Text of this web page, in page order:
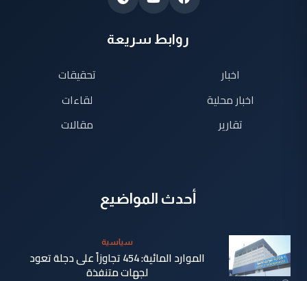
روابط سريعة
اخبار
اخبار محلية
تقارير
تحقيقات
لقاءات
مقالات
أحدث المواضيع
سياسية
الموارد المائية: 454 تجاوزاً على دجلة تعود
لجهات متنفذة